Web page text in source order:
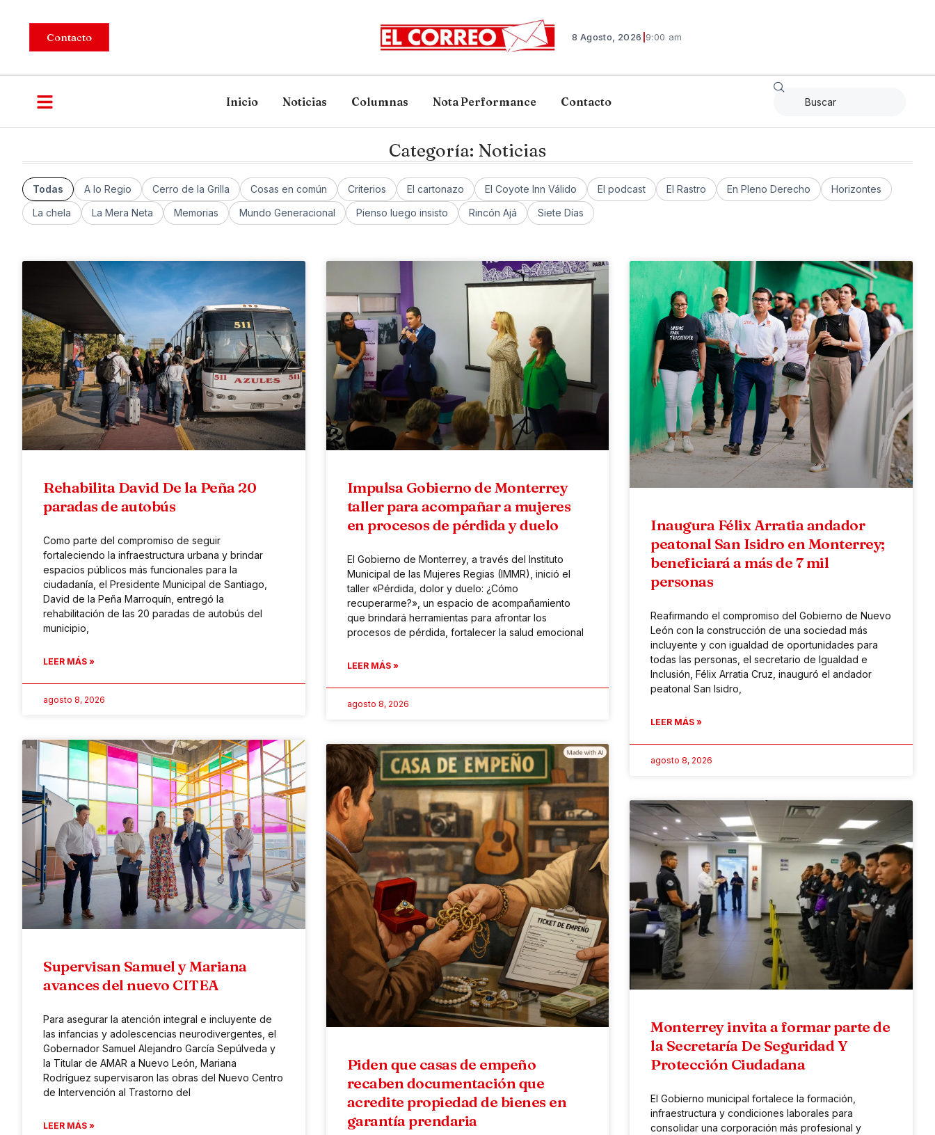
Contacto 8 Agosto, 2026 9:00 am
Inicio Noticias Columnas Nota Performance Contacto
Categoría: Noticias
Todas A lo Regio Cerro de la Grilla Cosas en común Criterios El cartonazo El Coyote Inn Válido El podcast El Rastro En Pleno Derecho
Horizontes
La chela
La Mera Neta Memorias Mundo Generacional Pienso luego insisto Rincón Ajá Siete Días
Rehabilita David De la Peña 20
paradas de autobús
Como parte del compromiso de seguir
fortaleciendo la infraestructura urbana y brindar
espacios públicos más funcionales para la
ciudadanía, el Presidente Municipal de Santiago,
David de la Peña Marroquín, entregó la
rehabilitación de las 20 paradas de autobús del
municipio,
LEER MÁS »
agosto 8, 2026
Impulsa Gobierno de Monterrey
taller para acompañar a mujeres
en procesos de pérdida y duelo
El Gobierno de Monterrey, a través del Instituto
Municipal de las Mujeres Regias (IMMR), inició el
taller «Pérdida, dolor y duelo: ¿Cómo
recuperarme?», un espacio de acompañamiento
que brindará herramientas para afrontar los
procesos de pérdida, fortalecer la salud emocional
LEER MÁS »
agosto 8, 2026
Inaugura Félix Arratia andador
peatonal San Isidro en Monterrey;
beneficiará a más de 7 mil
personas
Reafirmando el compromiso del Gobierno de Nuevo
León con la construcción de una sociedad más
incluyente y con igualdad de oportunidades para
todas las personas, el secretario de Igualdad e
Inclusión, Félix Arratia Cruz, inauguró el andador
peatonal San Isidro,
LEER MÁS »
agosto 8, 2026
Supervisan Samuel y Mariana
avances del nuevo CITEA
Para asegurar la atención integral e incluyente de
las infancias y adolescencias neurodivergentes, el
Gobernador Samuel Alejandro García Sepúlveda y
la Titular de AMAR a Nuevo León, Mariana
Rodríguez supervisaron las obras del Nuevo Centro
de Intervención al Trastorno del
LEER MÁS »
Piden que casas de empeño
recaben documentación que
acredite propiedad de bienes en
garantía prendaria
Monterrey invita a formar parte de
la Secretaría De Seguridad Y
Protección Ciudadana
El Gobierno municipal fortalece la formación,
infraestructura y condiciones laborales para
consolidar una corporación más profesional y